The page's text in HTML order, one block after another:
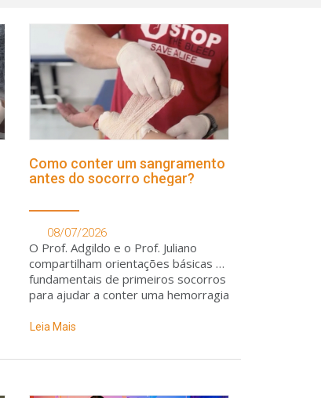
Como conter um sangramento
antes do socorro chegar?
08/07/2026
O Prof. Adgildo e o Prof. Juliano
compartilham orientações básicas e
fundamentais de primeiros socorros
para ajudar a conter uma hemorragia
especializado
Leia Mais